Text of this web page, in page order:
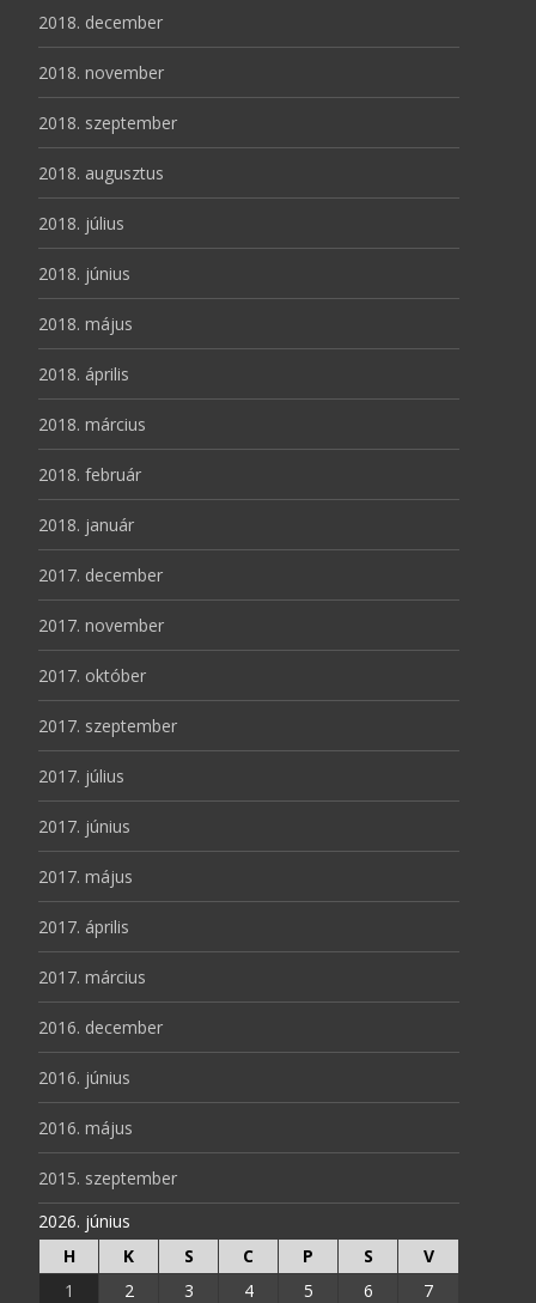
2018. december
2018. november
2018. szeptember
2018. augusztus
2018. július
2018. június
2018. május
2018. április
2018. március
2018. február
2018. január
2017. december
2017. november
2017. október
2017. szeptember
2017. július
2017. június
2017. május
2017. április
2017. március
2016. december
2016. június
2016. május
2015. szeptember
2026. június
H
K S C P S
V
1
2 3 4 5 6
7